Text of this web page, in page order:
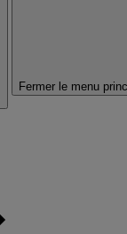
Fermer le menu